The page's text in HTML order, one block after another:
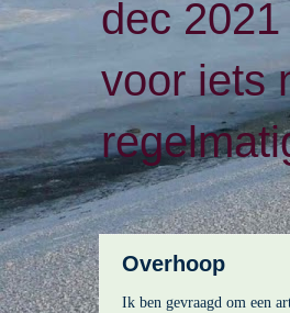
dec
voor iets
Overhoop
Ik ben gevraagd om een